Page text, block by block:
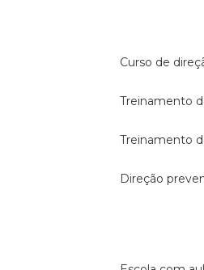
curso de
treinamento
treinamento
direção